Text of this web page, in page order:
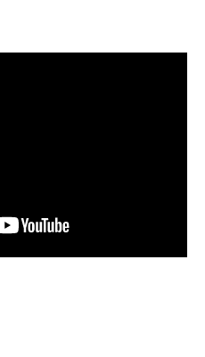
カートへ進む